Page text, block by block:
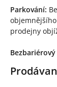
Parkování:
prodejny